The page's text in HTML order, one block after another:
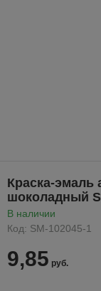
Краска-эмаль
шоколадный
В наличии
Код: SM-102045-1
9,85 руб.